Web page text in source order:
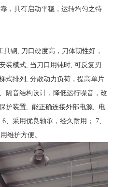
，具有启动平稳，运转均匀之特
钢, 刀口硬度高，刀体韧性好，
装模式, 当刀口用钝时, 可反复刃
式排列, 分散动力负荷，提高单片
隔音结构设计，降低运行噪音，改
护装置, 能正确连接外部电源, 电
、采用优良轴承，经久耐用； 7、
维护方便。